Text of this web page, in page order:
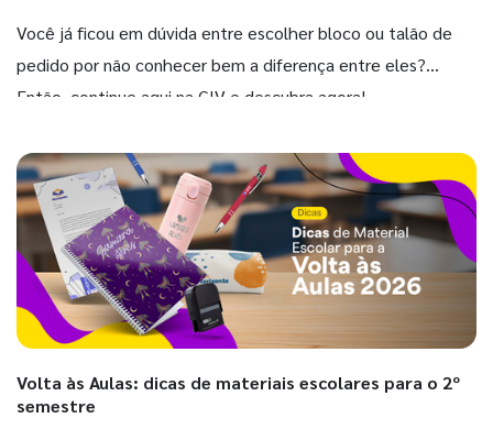
Você já ficou em dúvida entre escolher bloco ou talão de
pedido por não conhecer bem a diferença entre eles?
Então, continue aqui na GIV e descubra agora!
Volta às Aulas: dicas de materiais escolares para o 2º
semestre